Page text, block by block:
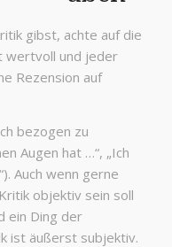
gibst, achte auf die
wertvoll und jeder
Rezension auf
bezogen zu
Augen hat …“, „Ich
Auch wenn gerne
objektiv sein soll
ein Ding der
ist äußerst subjektiv.